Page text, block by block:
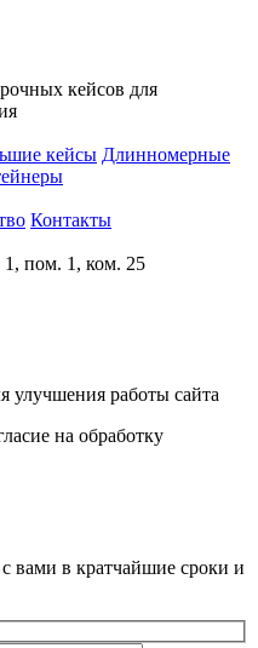
кейсов для
кейсы Длинномерные
Контакты
1, пом. 1, ком. 25
улучшения работы сайта
на обработку
вами в кратчайшие сроки и